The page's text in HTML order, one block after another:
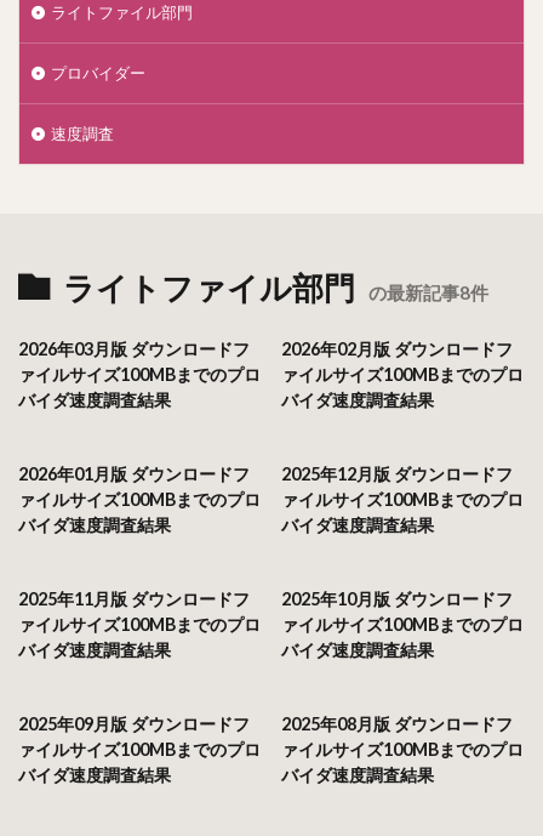
ライトファイル部門
プロバイダー
速度調査
ライトファイル部門 の最新記事8件
2026年03月版 ダウンロードフ
ァイルサイズ100MBまでのプロ
バイダ速度調査結果
2026年02月版 ダウンロードフ
ァイルサイズ100MBまでのプロ
バイダ速度調査結果
2026年01月版 ダウンロードフ
ァイルサイズ100MBまでのプロ
バイダ速度調査結果
2025年12月版 ダウンロードフ
ァイルサイズ100MBまでのプロ
バイダ速度調査結果
2025年11月版 ダウンロードフ
ァイルサイズ100MBまでのプロ
バイダ速度調査結果
2025年10月版 ダウンロードフ
ァイルサイズ100MBまでのプロ
バイダ速度調査結果
2025年09月版 ダウンロードフ
ァイルサイズ100MBまでのプロ
バイダ速度調査結果
2025年08月版 ダウンロードフ
ァイルサイズ100MBまでのプロ
バイダ速度調査結果